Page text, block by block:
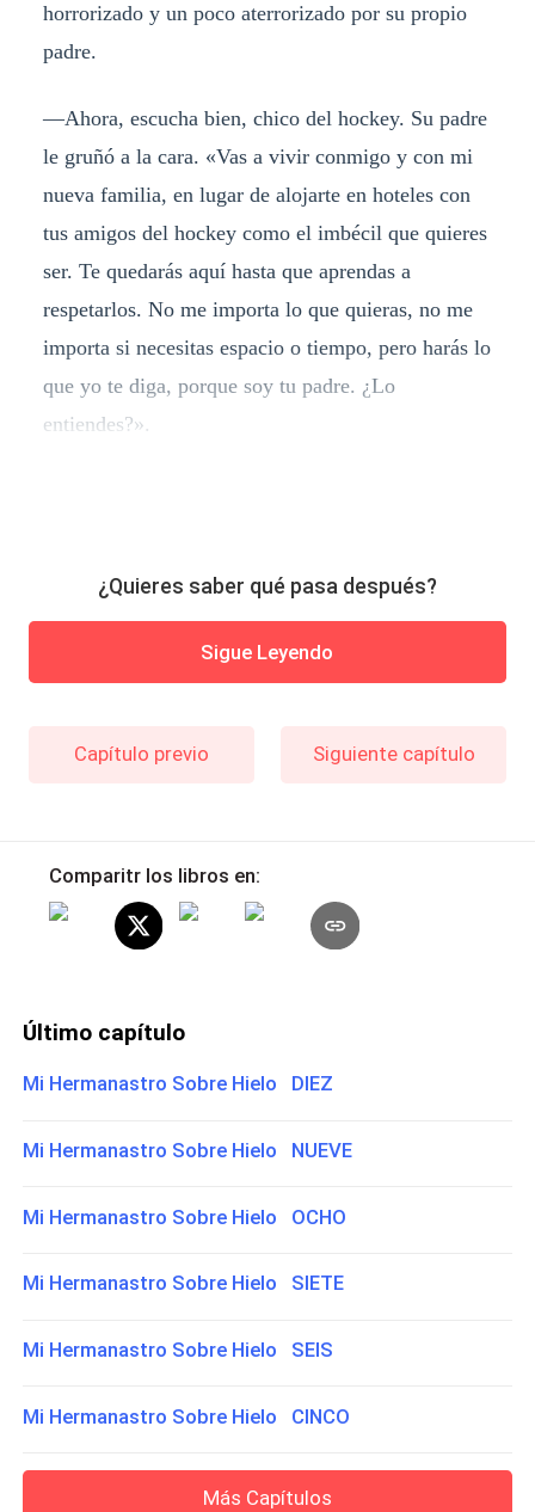
horrorizado y un poco aterrorizado por su propio
padre.
—Ahora, escucha bien, chico del hockey. Su padre
le gruñó a la cara. «Vas a vivir conmigo y con mi
nueva familia, en lugar de alojarte en hoteles con
tus amigos del hockey como el imbécil que quieres
ser. Te quedarás aquí hasta que aprendas a
respetarlos. No me importa lo que quieras, no me
importa si necesitas espacio o tiempo, pero harás lo
que yo te diga, porque soy tu padre. ¿Lo
entiendes?».
¿Quieres saber qué pasa después?
Sigue Leyendo
Capítulo previo Siguiente capítulo
Comparitr los libros en:
Último capítulo
Mi Hermanastro Sobre Hielo DIEZ
Mi Hermanastro Sobre Hielo NUEVE
Mi Hermanastro Sobre Hielo OCHO
Mi Hermanastro Sobre Hielo SIETE
Mi Hermanastro Sobre Hielo SEIS
Mi Hermanastro Sobre Hielo CINCO
Más Capítulos